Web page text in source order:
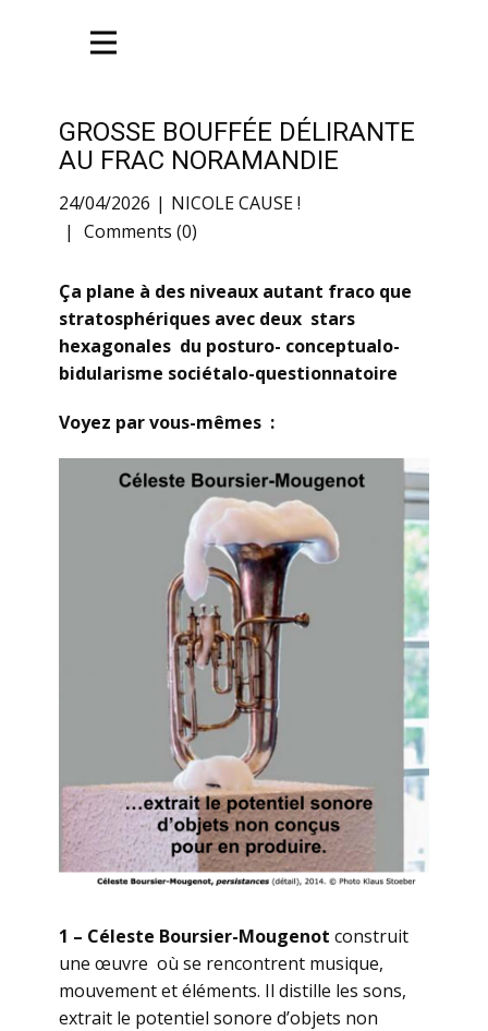
GROSSE BOUFFÉE DÉLIRANTE
AU FRAC NORAMANDIE
24/04/2026
NICOLE CAUSE !
Comments (0)
Ça plane à des niveaux autant fraco que
stratosphériques avec deux stars
hexagonales du posturo- conceptualo-
bidularisme sociétalo-questionnatoire
Voyez par vous-mêmes :
1 – Céleste Boursier-Mougenot construit
une œuvre où se rencontrent musique,
mouvement et éléments. Il distille les sons,
extrait le potentiel sonore d’objets non